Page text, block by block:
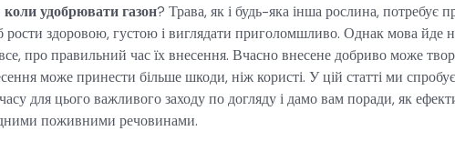
коли удобрювати газон? Трава, як і будь-яка інша рослина, потребує
здоровою, густою і виглядати приголомшливо. Однак мова йде
про правильний час їх внесення. Вчасно внесене добриво може
може принести більше шкоди, ніж користі. У цій статті ми
для цього важливого заходу по догляду і дамо вам поради, як
поживними речовинами.